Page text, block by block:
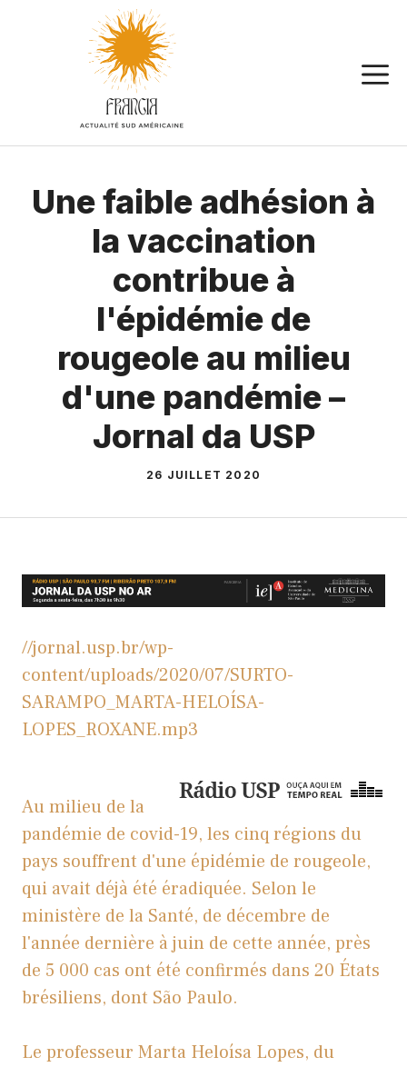
Une faible adhésion à
la vaccination
contribue à
l'épidémie de
rougeole au milieu
d'une pandémie –
Jornal da USP
26 JUILLET 2020
//jornal.usp.br/wp-
content/uploads/2020/07/SURTO-
SARAMPO_MARTA-HELOÍSA-
LOPES_ROXANE.mp3
Au milieu de la
pandémie de covid-19, les cinq régions du
pays souffrent d'une épidémie de rougeole,
qui avait déjà été éradiquée. Selon le
ministère de la Santé, de décembre de
l'année dernière à juin de cette année, près
de 5 000 cas ont été confirmés dans 20 États
brésiliens, dont São Paulo.
Le professeur Marta Heloísa Lopes, du